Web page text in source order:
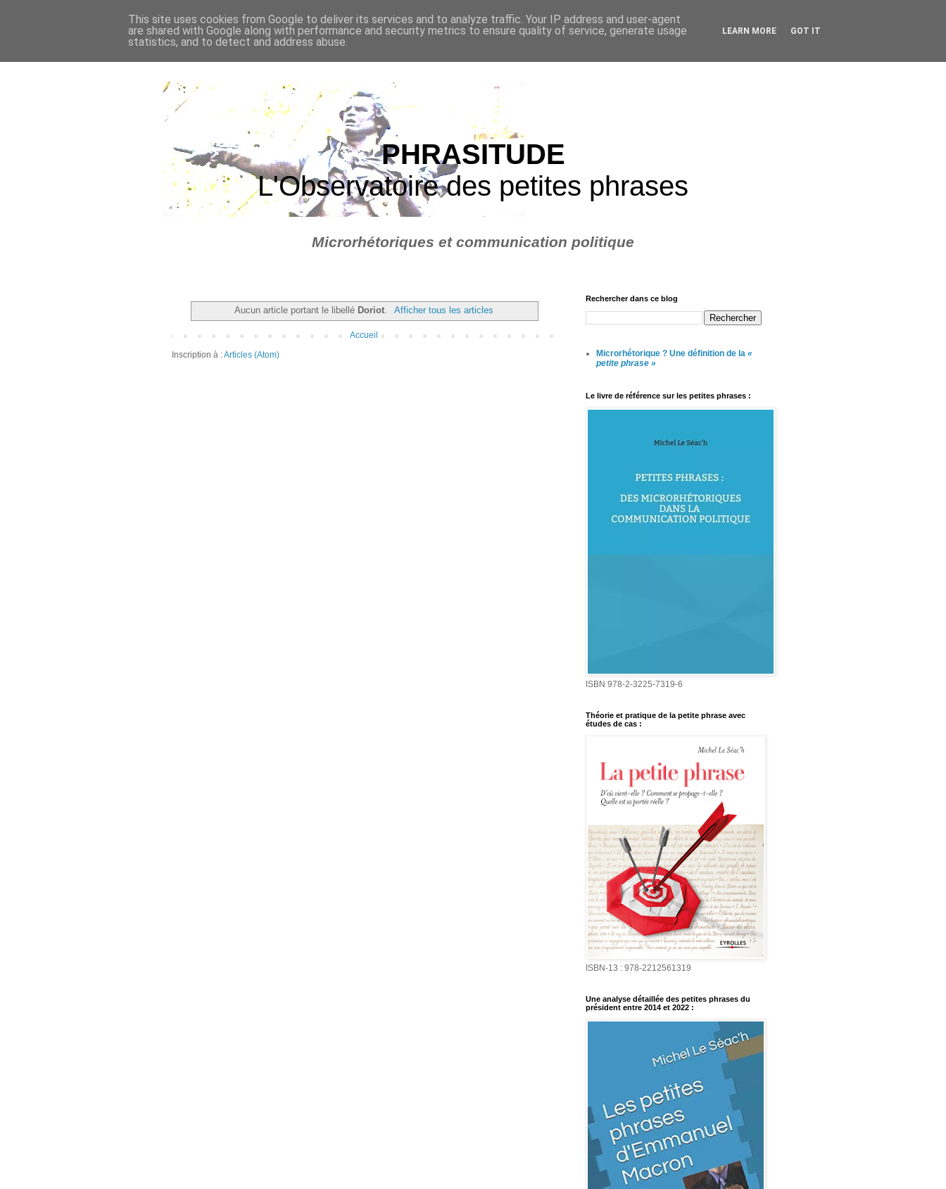
PHRASITUDE
L'Observatoire des petites phrases
Microrhétoriques et communication politique
Aucun article portant le libellé Doriot Afficher tous les articles
Accueil
Inscription à :Articles (Atom)
Rechercher dans ce blog
Microrhétorique ? Une définition de la «
petite phrase »
Le livre de référence sur les petites phrases :
ISBN 978-2-3225-7319-6
Théorie et pratique de la petite phrase avec
études de cas :
ISBN-13 : 978-2212561319
Une analyse détaillée des petites phrases du
président entre 2014 et 2022 :
This site uses cookies from Google to deliver its services and to analyze traffic. Your IP address and user-agent
are shared with Google along with performance and security metrics to ensure quality of service, generate usage
statistics, and to detect and address abuse.
LEARN MORE GOT IT